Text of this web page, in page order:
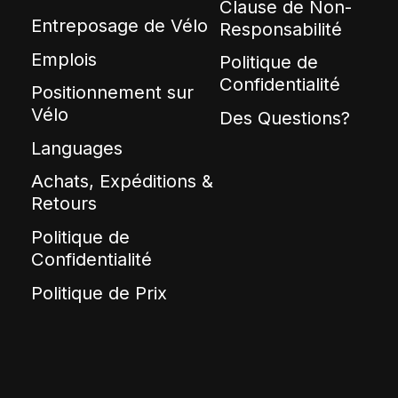
Entreposage de Vélo
Emplois
Positionnement sur
Vélo
Languages
Achats, Expéditions &
Retours
Politique de
Confidentialité
Politique de Prix
Clause de Non-
Responsabilité
Politique de
Confidentialité
Des Questions?